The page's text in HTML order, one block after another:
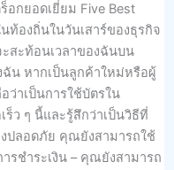
อกยอดเยี่ยม Five Best
ท้องถิ่นในวันเสาร์ของธุรกิจ
สะท้อนเวลาของฉันบน
น หากเป็นลูกค้าใหม่หรือผู้
ว่าเป็นการใช้บัตรใน
ร็ว ๆ นี้และรู้สึกว่าเป็นวิธีที่
ปลอดภัย คุณยังสามารถใช้
รชำระเงิน – คุณยังสามารถ